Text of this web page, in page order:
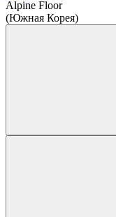
Alpine Floor
(Южная Корея)